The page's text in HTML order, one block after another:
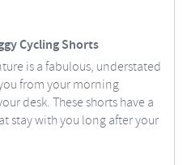
Cycling Shorts
is a fabulous, understated
from your morning
desk. These shorts have a
stay with you long after your